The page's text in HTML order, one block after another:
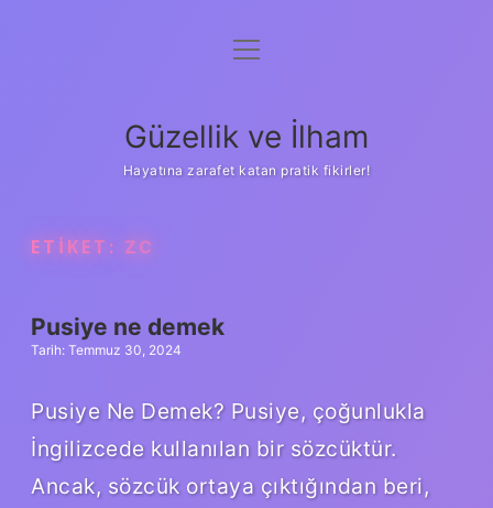
Anasayfa
Yasal Uyarı
menüyü
Güzellik ve İlham
Hayatına zarafet katan pratik fikirler!
ETIKET: ZC
Pusiye ne demek
Tarih: Temmuz 30, 2024
Pusiye Ne Demek? Pusiye, çoğunlukla
İngilizcede kullanılan bir sözcüktür.
Ancak, sözcük ortaya çıktığından beri,